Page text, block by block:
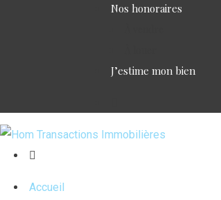
Nos honoraires
J’estime mon bien
Accueil